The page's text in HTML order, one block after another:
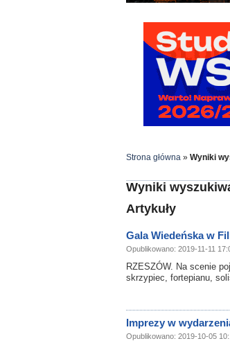
Strona główna » Wyniki
Wyniki
Artykuły
Gala Wiedeńska w
Opublikowano: 2019-11-11
RZESZÓW. Na scenie
skrzypiec, fortepianu,
Imprezy w
Opublikowano: 2019-10-05